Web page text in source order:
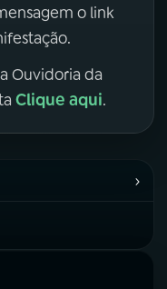
o link
Ouvidoria da
Clique aqui.
›